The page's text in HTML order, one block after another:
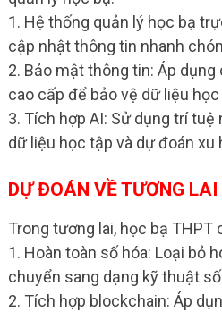
1. Hệ thống quản lý học bạ
cập nhật thông tin nhanh
2. Bảo mật thông tin: Áp
cao cấp để bảo vệ dữ liệu
3. Tích hợp AI: Sử dụng trí
dữ liệu học tập và dự đoán xu
DỰ ĐOÁN VỀ TƯƠNG
Trong tương lai, học bạ THPT
1. Hoàn toàn số hóa: Loại bỏ
chuyển sang dạng kỹ thuật
2. Tích hợp blockchain: Áp